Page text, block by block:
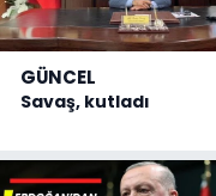
GÜNCEL
Savaş, kutladı